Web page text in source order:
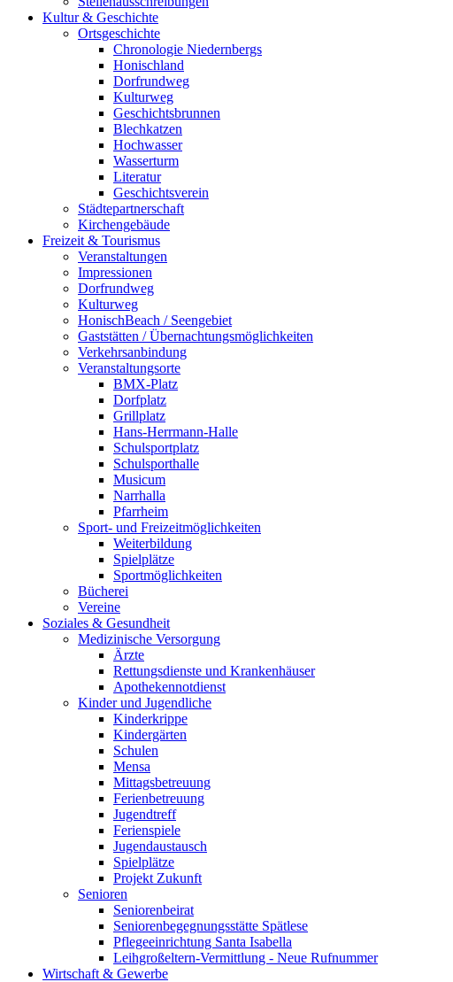
Kultur & Geschichte
Ortsgeschichte
Chronologie Niedernbergs
Honischland
Dorfrundweg
Kulturweg
Geschichtsbrunnen
Blechkatzen
Hochwasser
Wasserturm
Literatur
Geschichtsverein
Städtepartnerschaft
Kirchengebäude
Freizeit & Tourismus
Veranstaltungen
Impressionen
Dorfrundweg
Kulturweg
HonischBeach / Seengebiet
Gaststätten / Übernachtungsmöglichkeiten
Verkehrsanbindung
Veranstaltungsorte
BMX-Platz
Dorfplatz
Grillplatz
Hans-Herrmann-Halle
Schulsportplatz
Schulsporthalle
Musicum
Narrhalla
Pfarrheim
Sport- und Freizeitmöglichkeiten
Weiterbildung
Spielplätze
Sportmöglichkeiten
Bücherei
Vereine
Soziales & Gesundheit
Medizinische Versorgung
Ärzte
Rettungsdienste und Krankenhäuser
Apothekennotdienst
Kinder und Jugendliche
Kinderkrippe
Kindergärten
Schulen
Mensa
Mittagsbetreuung
Ferienbetreuung
Jugendtreff
Ferienspiele
Jugendaustausch
Spielplätze
Projekt Zukunft
Senioren
Seniorenbeirat
Seniorenbegegnungsstätte Spätlese
Pflegeeinrichtung Santa Isabella
Leihgroßeltern-Vermittlung - Neue Rufnummer
Wirtschaft & Gewerbe